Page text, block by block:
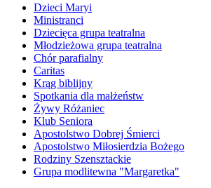
Dzieci Maryi
Ministranci
Dziecięca grupa teatralna
Młodzieżowa grupa teatralna
Chór parafialny
Caritas
Krąg biblijny
Spotkania dla małżeństw
Żywy Różaniec
Klub Seniora
Apostolstwo Dobrej Śmierci
Apostolstwo Miłosierdzia Bożego
Rodziny Szensztackie
Grupa modlitewna "Margaretka"